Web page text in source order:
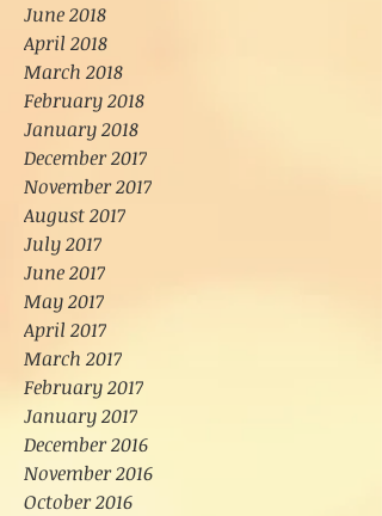
June 2018
April 2018
March 2018
February 2018
January 2018
December 2017
November 2017
August 2017
July 2017
June 2017
May 2017
April 2017
March 2017
February 2017
January 2017
December 2016
November 2016
October 2016